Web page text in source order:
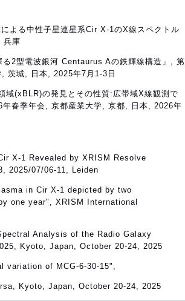
よる中性子星連星系Cir X-1のX線スペクトル
兵庫
2型電波銀河 Centaurus Aの鉄輝線構造」, 第
, 茨城, 日本, 2025年7月1-3日
(xBLR)の発見とその性質:広帯域X線観測で
春季年会, 京都産業大学, 京都, 日本, 2026年
X-1 Revealed by XRISM Resolve
2025/07/06-11, Leiden
in Cir X-1 depicted by two
one year", XRISM International
Analysis of the Radio Galaxy
Kyoto, Japan, October 20-24, 2025
of MCG-6-30-15",
Kyoto, Japan, October 20-24, 2025